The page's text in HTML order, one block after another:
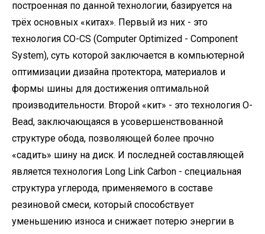
построенная по данной технологии, базируется на
трёх основных «китах». Первый из них - это
технология CO-CS (Computer Optimized - Component
System), суть которой заключается в компьютерной
оптимизации дизайна протектора, материалов и
формы шины для достижения оптимальной
производительности. Второй «кит» - это технология O-
Bead, заключающаяся в усовершенствованной
структуре обода, позволяющей более прочно
«садить» шину на диск. И последней составляющей
является технология Long Link Carbon - специальная
структура углерода, применяемого в составе
резиновой смеси, который способствует
уменьшению износа и снижает потерю энергии в